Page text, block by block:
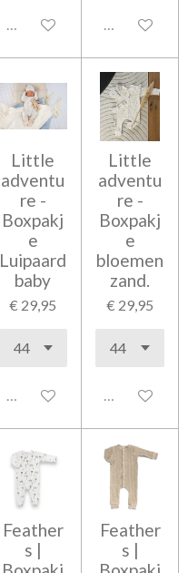
Uitgeschakeld
Little
adventu
re -
Boxpakj
e
Luipaard
baby
€ 29,95
Uitgeschakeld
Little
adventu
re -
Boxpakj
e
bloemen
zand.
€ 29,95
Feather
s |
Feather
s |